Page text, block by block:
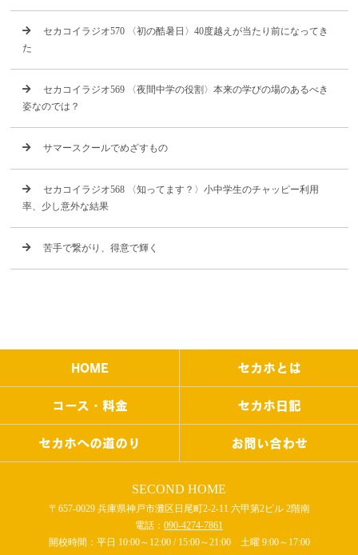
セカコイラジオ570 〈初の酷暑日〉40度越えが当たり前になってき
た
セカコイラジオ569 〈夜間中学の役割〉本来の学びの場のあるべき
姿なのでは？
サマースクールでめざすもの
セカコイラジオ568 〈知ってます？〉小中学生のチャッピー利用
率、少し意外な結果
苦手で繋がり、得意で輝く
HOME セカホとは
コース・料金 セカホ日記
セカホへの道のり お問い合わせ
SECOND HOME
〒657-0029 兵庫県神戸市灘区日尾町2-2-11 六甲第2ビル 2階南
電話： 090-4274-7861
開校時間：平日 10:00～12:00 / 15:00～21:00 土曜 9:00～17:00